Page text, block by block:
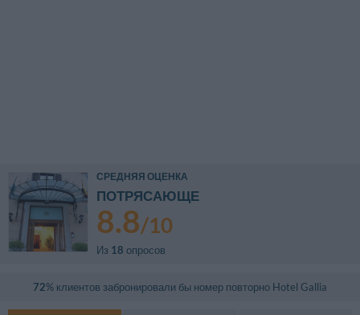
СРЕДНЯЯ ОЦЕНКА
ПОТРЯСАЮЩЕ
8.8/10
Из 18 опросов
72% клиентов забронировали бы номер повторно Hotel Gallia